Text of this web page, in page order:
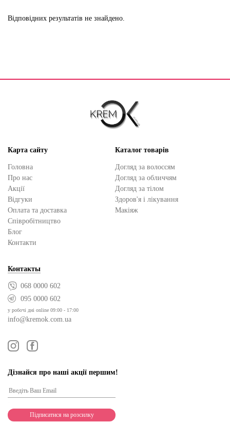
Відповідних результатів не знайдено.
Карта сайту
Головна
Про нас
Акції
Відгуки
Оплата та доставка
Cпівробітництво
Блог
Контакти
Каталог товарів
Догляд за волоссям
Догляд за обличчям
Догляд за тілом
Здоров'я і лікування
Макіяж
Контакты
068 0000 602
095 0000 602
у робочі дні online 09:00 - 17:00
info@kremok.com.ua
Дізнайся про наші акції першим!